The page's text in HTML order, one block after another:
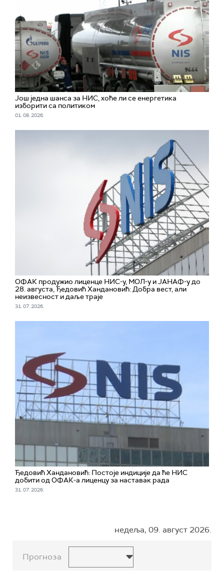
Још једна шанса за НИС, хоће ли се енергетика
изборити са политиком
01. 08. 2026.
ОФАК продужио лиценце НИС-у, МОЛ-у и ЈАНАФ-у до
28. августа, Ђедовић Хандановић: Добра вест, али
неизвесност и даље траје
31. 07. 2026.
Ђедовић Хандановић: Постоје индиције да ће НИС
добити од ОФАК-а лиценцу за наставак рада
31. 07. 2026.
недеља, 09. август 2026.
Прогноза